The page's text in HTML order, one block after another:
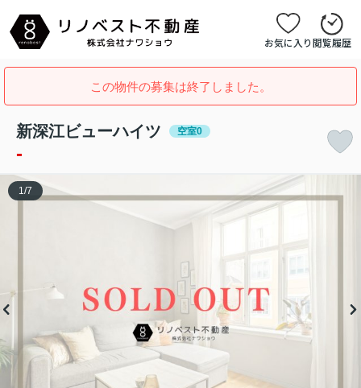
お気に入り閲覧履歴
この物件の募集は終了しました。
新深江ビューハイツ 空室0
-
1 /7